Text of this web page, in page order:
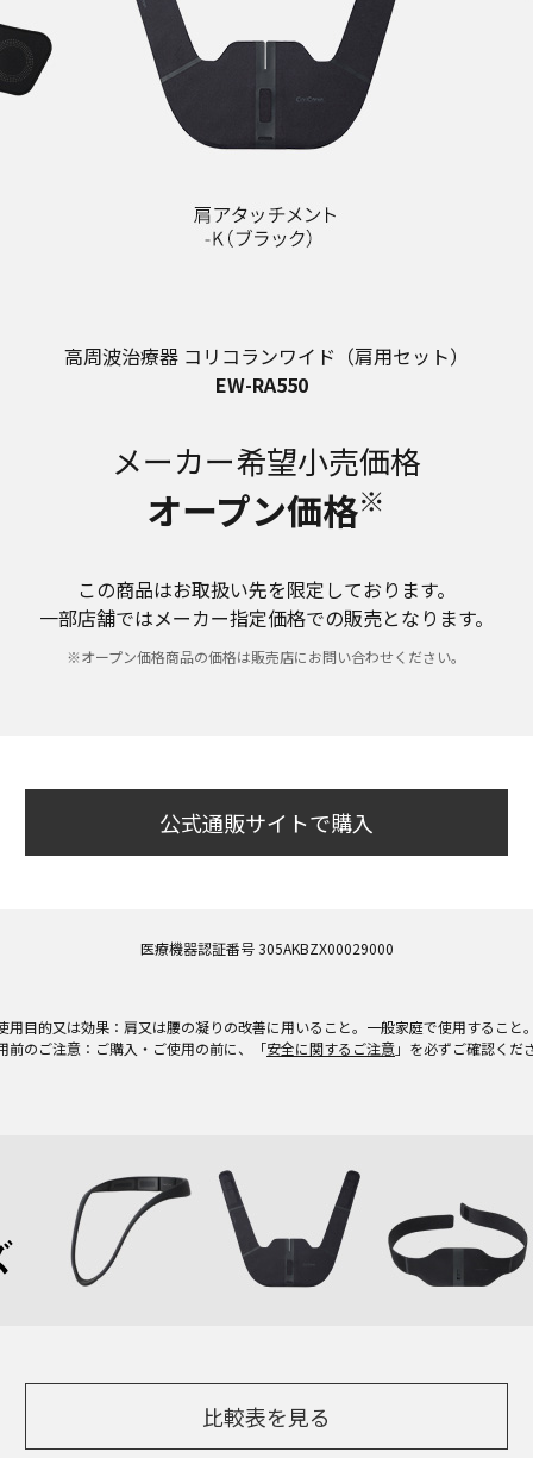
高周波治療器 コリコランワイド（肩用セット）
EW-RA550
メーカー希望小売価格
オープン価格※
この商品はお取扱い先を限定しております。
一部店舗ではメーカー指定価格での販売となります。
※オープン価格商品の価格は販売店にお問い合わせください。
公式通販サイトで購入
医療機器認証番号 305AKBZX00029000
用目的又は効果：肩又は腰の凝りの改善に用いること。一般家庭で使用すること。
前のご注意：ご購入・ご使用の前に、「安全に関するご注意」を必ずご確認くだ
比較表を見る